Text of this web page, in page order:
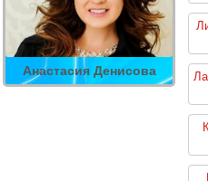
Анастасия Денисова